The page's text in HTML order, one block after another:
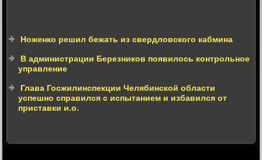
Ноженко решил бежать из свердловского кабмина
В администрации Березников появилось контрольное
управление
Глава Госжилинспекции Челябинской области
успешно справился с испытанием и избавился от
приставки и.о.